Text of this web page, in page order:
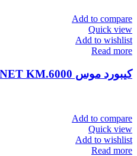
Add to compare
Quick view
Add to wishlist
Read more
کیبورد موس P_NET KM.6000
Add to compare
Quick view
Add to wishlist
Read more